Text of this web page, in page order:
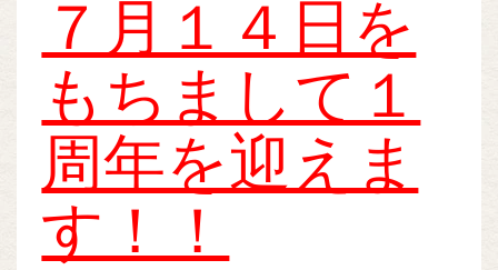
７月１４日を
もちまして１
周年を迎えま
す！！